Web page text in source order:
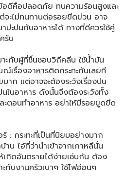
อดีคือปลอดภัย​ ทนความร้อนสูงและ
จะไม่ทนทานต่อรอยขีดข่วน อาจ
ะปนกับอาหารได้​ ทางที่ดีควรใช้คู่
รับ
ะกับผู้ที่ชื่นชอบวิถีคลีน ใช้น้ำมัน
เรื่องอาหารติดกระทะกันเลยที
าก​ แต่อาจจะต้องระวังเรื่องปน
นในอาหาร​ ดังนั้นจึงต้องระวังทั้ง
ะตอนทำอาหาร​ อย่าให้มีรอยขูดขีด
ร์ : กระทะที่เป็นที่นิยมอย่างมาก​
น​ ไอ้ที่ว่านำเข้าจากเกาหลีนั่น
เกิดอันตรายได้ง่ายเช่นกัน​ ต้อง
กับงานครัวเบาๆ​ ใช้ไฟอ่อนๆ​